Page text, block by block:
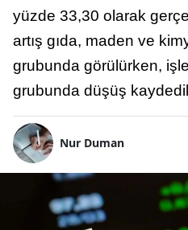
yüzde 33,30 olarak
artış gıda, maden ve
grubunda görülürken,
grubunda düşüş
Nur Duman